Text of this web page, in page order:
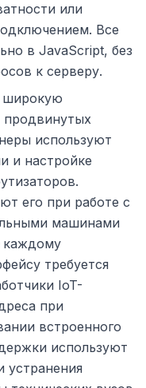
или
Все
в JavaScript, без
к серверу.
широкую
продвинутых
используют
и настройке
его при работе с
машинами
каждому
требуется
IoT-
при
встроенного
используют
устранения